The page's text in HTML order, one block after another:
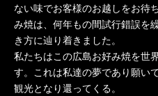
ない味でお客様のお越しをお待
み焼は、何年もの間試行錯誤を
き方に辿り着きました。
私たちはこの広島お好み焼を世
す。これは私達の夢であり願い
観光となり還ってくる。